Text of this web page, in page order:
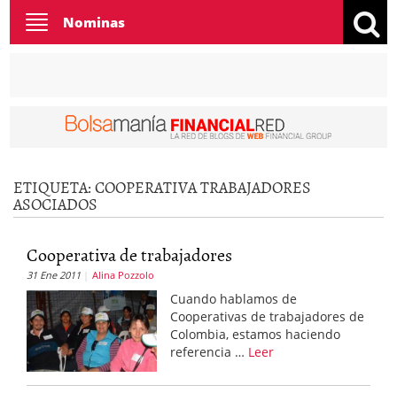
Toggle
navigation
Nominas
ETIQUETA:COOPERATIVA TRABAJADORES
ASOCIADOS
Cooperativa de trabajadores
31 Ene 2011 Alina Pozzolo
Cuando hablamos de
Cooperativas de trabajadores de
Colombia, estamos haciendo
referencia … Leer